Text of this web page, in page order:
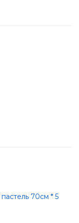
70см * 5